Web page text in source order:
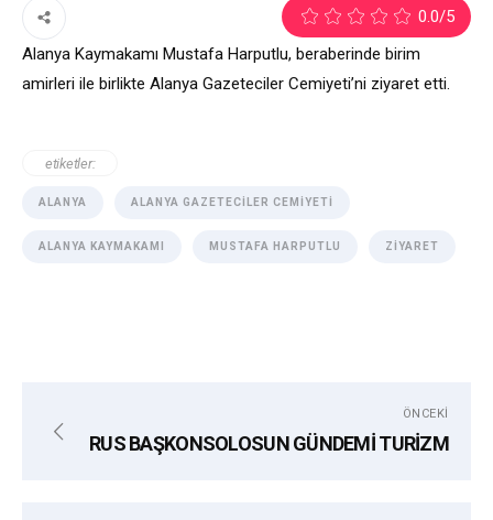
0.0/5
Alanya Kaymakamı Mustafa Harputlu, beraberinde birim
amirleri ile birlikte Alanya Gazeteciler Cemiyeti’ni ziyaret etti.
etiketler:
ALANYA ALANYA GAZETECILER CEMIYETI
ALANYA KAYMAKAMI MUSTAFA HARPUTLU ZIYARET
ÖNCEKI
RUS BAŞKONSOLOSUN GÜNDEMİ TURİZM